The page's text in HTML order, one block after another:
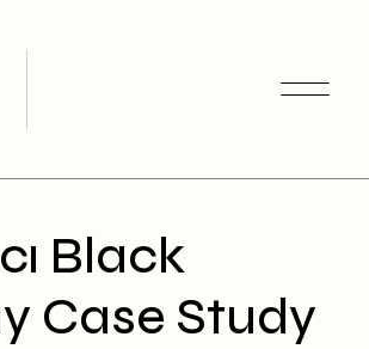
Black
Case Study